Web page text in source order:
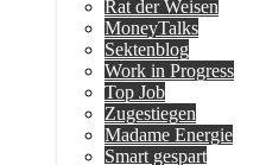
Rat der Weisen
MoneyTalks
Sektenblog
Work in Progress
Top Job
Zugestiegen
Madame Energie
Smart gespart